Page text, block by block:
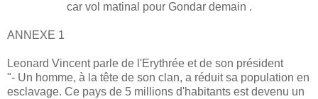
car vol matinal pour Gondar demain .
ANNEXE 1
Leonard Vincent parle de l'Erythrée et de son président
"- Un homme, à la tête de son clan, a réduit sa population en
esclavage. Ce pays de 5 millions d'habitants est devenu un